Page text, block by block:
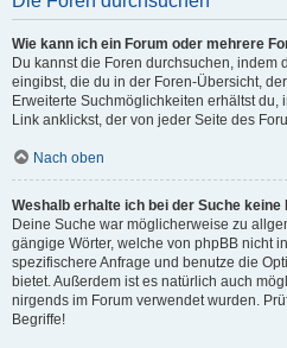
Wie kann ich ein Forum oder mehrere
Du kannst die Foren durchsuchen, indem
eingibst, die du in der Foren-Übersicht,
Erweiterte Suchmöglichkeiten erhältst du,
Link anklickst, der von jeder Seite des
Nach oben
Weshalb erhalte ich bei der Suche keine
Deine Suche war möglicherweise zu
gängige Wörter, welche von phpBB nicht
spezifischere Anfrage und benutze die
bietet. Außerdem ist es natürlich auch
nirgends im Forum verwendet wurden.
Begriffe!